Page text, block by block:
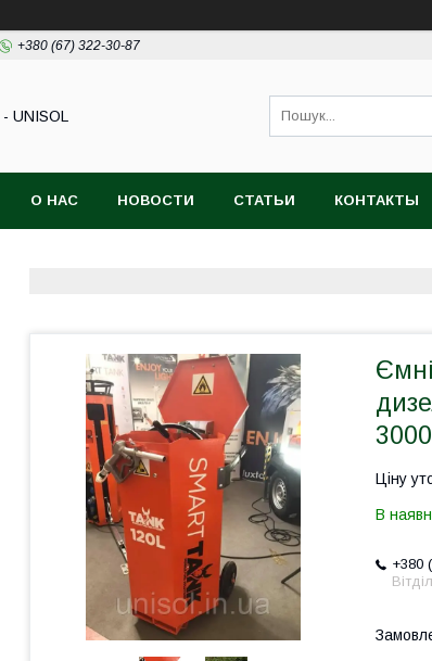
+380 (67) 322-30-87
UNISOL
О НАС НОВОСТИ СТАТЬИ КОНТАКТЫ
Ціну
В
+380